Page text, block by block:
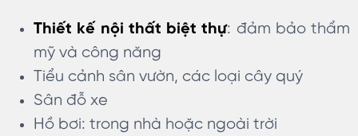
Thiết kế nội thất biệt thự: đảm bảo thẩm
mỹ và công năng
Tiểu cảnh sân vườn, các loại cây quý
Sân đỗ xe
Hồ bơi: trong nhà hoặc ngoài trời